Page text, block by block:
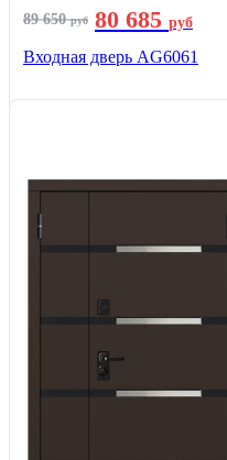
89 650руб 80 685 руб
Входная дверь AG6061